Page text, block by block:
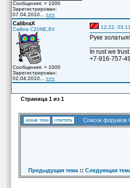
Сообщения: > 1000
Зарегистрирован:
07.04.2010... »»»
CalibraX
Calibra C20NE,8V
Сообщения: > 1000
Зарегистрирован:
02.04.2010... »»»
12:22,
Руке
In rust we trust.
+7-916-757-
Страница 1из 1
новая тема ответить Список форумов
Предыдущая тема:: Следующая